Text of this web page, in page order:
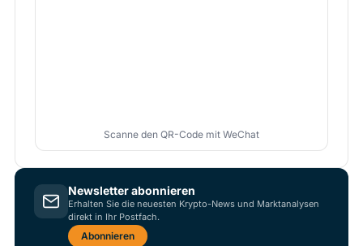
Scanne den QR-Code mit WeChat
Newsletter abonnieren
Erhalten Sie die neuesten Krypto-News und Marktanalysen
direkt in Ihr Postfach.
Abonnieren